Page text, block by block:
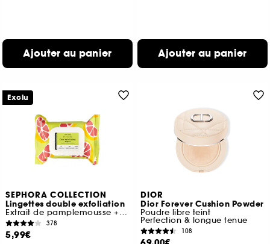
Ajouter au panier Ajouter au panier
SEPHORA COLLECTION
Lingettes double exfoliation
Extrait de pamplemousse + Acides de fruits
378
5,99€
Exclu
DIOR
Dior Forever Cushion Powder
Poudre libre teint
Perfection & longue tenue
108